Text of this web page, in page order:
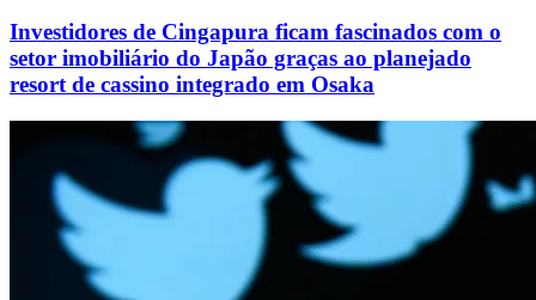
Investidores de Cingapura ficam fascinados com o
setor imobiliário do Japão graças ao planejado
resort de cassino integrado em Osaka